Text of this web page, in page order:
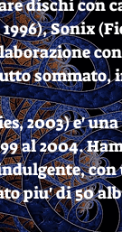
dischi con
Sonix
2003) e'
al 2004.
con
piu' di 50